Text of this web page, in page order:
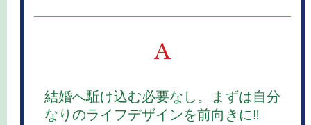
A
結婚へ駈け込む必要なし。まずは自分
なりのライフデザインを前向きに‼